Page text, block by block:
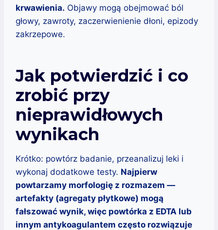
krwawienia. Objawy mogą obejmować ból
głowy, zawroty, zaczerwienienie dłoni, epizody
zakrzepowe.
Jak potwierdzić i co
zrobić przy
nieprawidłowych
wynikach
Krótko: powtórz badanie, przeanalizuj leki i
wykonaj dodatkowe testy. Najpierw
powtarzamy morfologię z rozmazem —
artefakty (agregaty płytkowe) mogą
fałszować wynik, więc powtórka z EDTA lub
innym antykoagulantem często rozwiązuje